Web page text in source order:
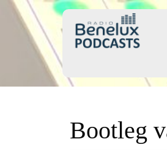
Skip
Bootleg